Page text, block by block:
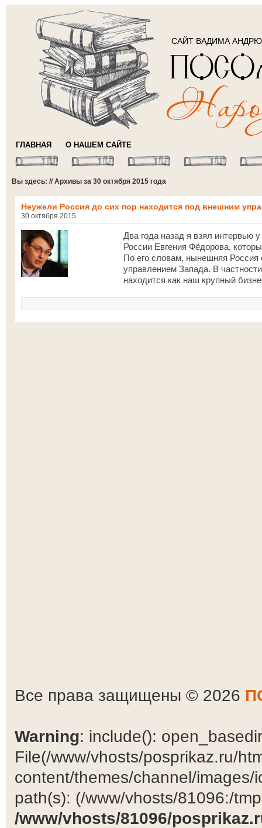
САЙТ ВАДИМА
ГЛАВНАЯ О НАШЕМ САЙТЕ
Вы здесь: // Архивы за 30 октября 2015 года
Неужели Россия до сих пор находится под внешним
30 октября 2015
Два года назад я взял интервью
России Евгения Фёдорова,
По его словам, нынешняя Россия
управлением Запада. В
находится как наш крупный
Все права защищены © 2026
Warning: include():
File(/www/vhosts/posprikaz.ru/
content/themes/channel/
path(s): (/www/vhosts/81096:/
/www/vhosts/81096/